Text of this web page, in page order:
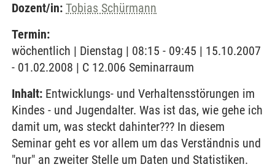
Dozent/in: Tobias Schürmann
Termin:
wöchentlich | Dienstag | 08:15 - 09:45 | 15.10.2007
- 01.02.2008 | C 12.006 Seminarraum
Inhalt: Entwicklungs- und Verhaltensstörungen im
Kindes - und Jugendalter. Was ist das, wie gehe ich
damit um, was steckt dahinter??? In diesem
Seminar geht es vor allem um das Verständnis und
"nur" an zweiter Stelle um Daten und Statistiken.